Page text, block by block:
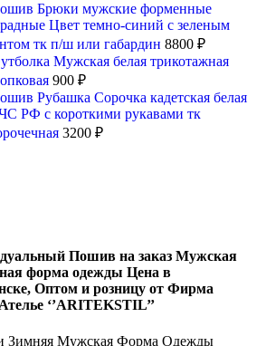
Брюки мужские форменные
Цвет темно-синий с зеленым
тк п/ш или габардин 8800 ₽
Мужская белая трикотажная
900 ₽
Рубашка Сорочка кадетская белая
РФ с короткими рукавами тк
3200 ₽
Пошив на заказ Мужская
форма одежды Цена в
Оптом и розницу от Фирма
‘’ARITEKSTIL’’
Зимняя Мужская Форма Одежды